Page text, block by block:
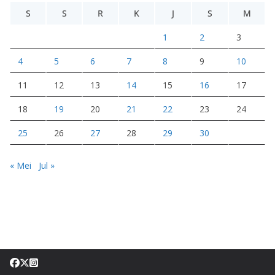
S
S R K J S M
1 2 3
4 5 6 7 8 9 10
11 12 13 14 15 16 17
18 19 20 21 22 23 24
25 26 27 28 29 30
« Mei Jul »